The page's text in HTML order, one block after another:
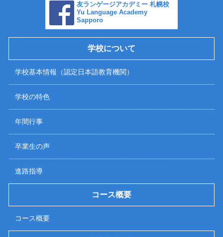
友ランゲージアカデミー 札幌校
Yu Language Academy
Sapporo
学校について
学校基本情報（認定日本語教育機関）
学校の特色
年間行事
卒業生の声
進路指導
コース概要
コース概要